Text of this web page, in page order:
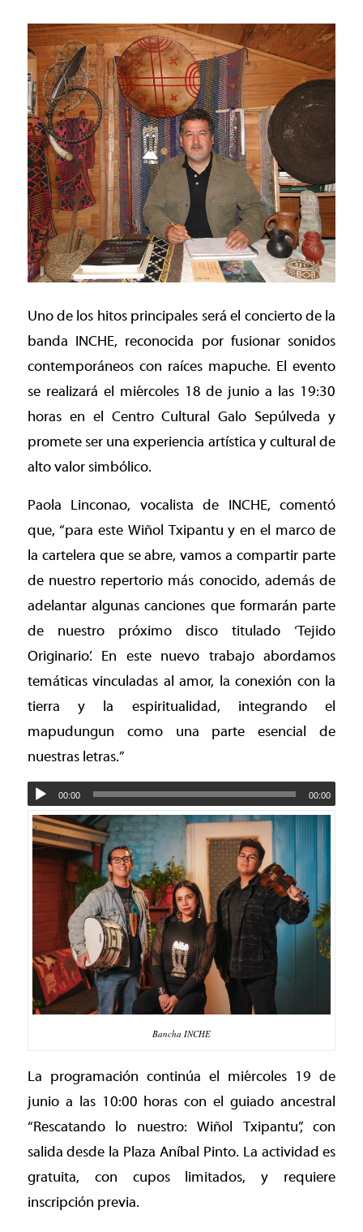
Uno de los hitos principales será el concierto de la
banda INCHE, reconocida por fusionar sonidos
contemporáneos con raíces mapuche. El evento
se realizará el miércoles 18 de junio a las 19:30
horas en el Centro Cultural Galo Sepúlveda y
promete ser una experiencia artística y cultural de
alto valor simbólico.
Paola Linconao, vocalista de INCHE, comentó
que,“para este Wiñol Txipantu y en el marco de
la cartelera que se abre, vamos a compartir parte
de nuestro repertorio más conocido, además de
adelantar algunas canciones que formarán parte
de nuestro próximo disco titulado ‘Tejido
Originario’. En este nuevo trabajo abordamos
temáticas vinculadas al amor, la conexión con la
tierra y la espiritualidad, integrando el
mapudungun como una parte esencial de
nuestras letras.”
00:00 00:00
Bancha INCHE
La programación continúa el miércoles 19 de
junio a las 10:00 horas con el guiado ancestral
“Rescatando lo nuestro: Wiñol Txipantu”, con
salida desde la Plaza Aníbal Pinto. La actividad es
gratuita, con cupos limitados, y requiere
inscripción previa.